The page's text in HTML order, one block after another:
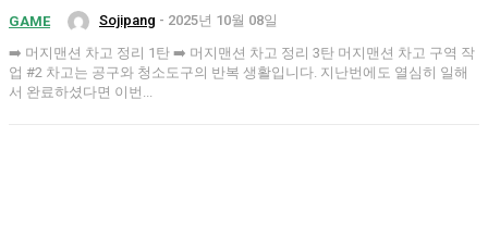
GAME Sojipang - 2025년 10월 08일
➡️ 머지맨션 차고 정리 1탄 ➡️ 머지맨션 차고 정리 3탄 머지맨션 차고 구역 작
업 #2 차고는 공구와 청소도구의 반복 생활입니다. 지난번에도 열심히 일해
서 완료하셨다면 이번...